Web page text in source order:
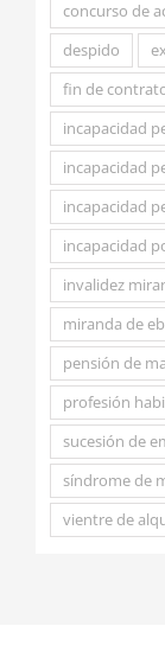
concurso de
despido
fin de
incapacidad
incapacidad
incapacidad
incapacidad
invalidez
miranda de
pensión de
profesión
sucesión de
síndrome de
vientre de